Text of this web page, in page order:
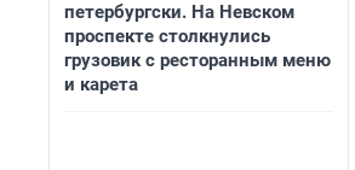
петербургски. На Невском
проспекте столкнулись
грузовик с ресторанным меню
и карета